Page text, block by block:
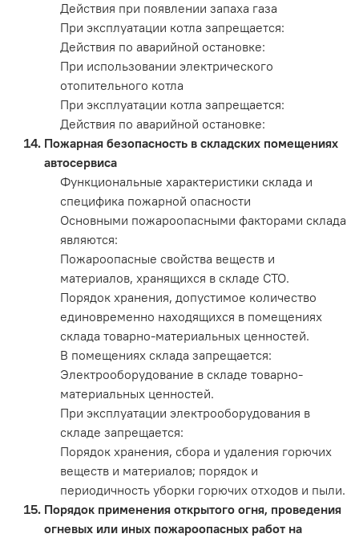
Действия при появлении запаха газа
При эксплуатации котла запрещается:
Действия по аварийной остановке:
При использовании электрического
отопительного котла
При эксплуатации котла запрещается:
Действия по аварийной остановке:
Пожарная безопасность в складских помещениях
автосервиса
Функциональные характеристики склада и
специфика пожарной опасности
Основными пожароопасными факторами склада
являются:
Пожароопасные свойства веществ и
материалов, хранящихся в складе СТО.
Порядок хранения, допустимое количество
единовременно находящихся в помещениях
склада товарно-материальных ценностей.
В помещениях склада запрещается:
Электрооборудование в складе товарно-
материальных ценностей.
При эксплуатации электрооборудования в
складе запрещается:
Порядок хранения, сбора и удаления горючих
веществ и материалов; порядок и
периодичность уборки горючих отходов и пыли.
Порядок применения открытого огня, проведения
огневых или иных пожароопасных работ на